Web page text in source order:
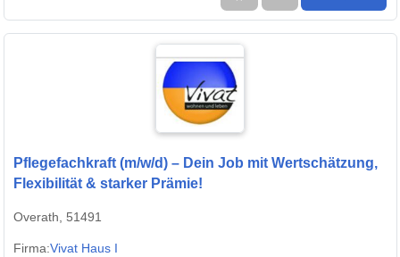
Pflegefachkraft (m/w/d) – Dein Job mit Wertschätzung,
Flexibilität & starker Prämie!
Overath, 51491
Firma:Vivat Haus I